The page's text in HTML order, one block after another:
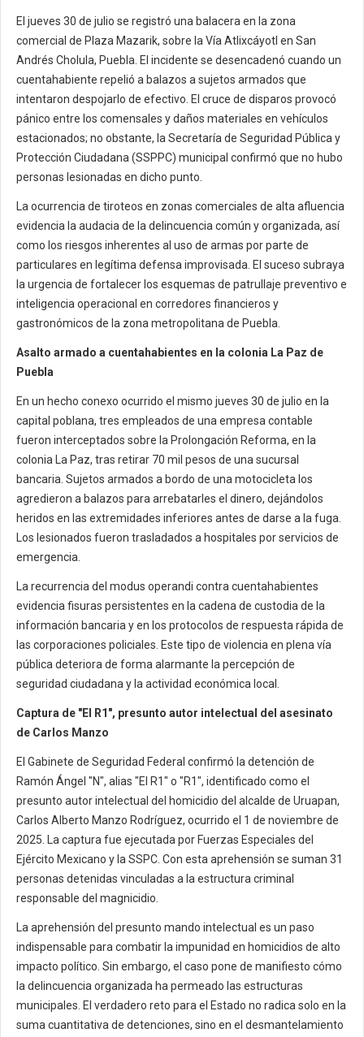
El jueves 30 de julio se registró una balacera en la zona
comercial de Plaza Mazarik, sobre la Vía Atlixcáyotl en San
Andrés Cholula, Puebla. El incidente se desencadenó cuando un
cuentahabiente repelió a balazos a sujetos armados que
intentaron despojarlo de efectivo. El cruce de disparos provocó
pánico entre los comensales y daños materiales en vehículos
estacionados; no obstante, la Secretaría de Seguridad Pública y
Protección Ciudadana (SSPPC) municipal confirmó que no hubo
personas lesionadas en dicho punto.
La ocurrencia de tiroteos en zonas comerciales de alta afluencia
evidencia la audacia de la delincuencia común y organizada, así
como los riesgos inherentes al uso de armas por parte de
particulares en legítima defensa improvisada. El suceso subraya
la urgencia de fortalecer los esquemas de patrullaje preventivo e
inteligencia operacional en corredores financieros y
gastronómicos de la zona metropolitana de Puebla.
Asalto armado a cuentahabientes en la colonia La Paz de
Puebla
En un hecho conexo ocurrido el mismo jueves 30 de julio en la
capital poblana, tres empleados de una empresa contable
fueron interceptados sobre la Prolongación Reforma, en la
colonia La Paz, tras retirar 70 mil pesos de una sucursal
bancaria. Sujetos armados a bordo de una motocicleta los
agredieron a balazos para arrebatarles el dinero, dejándolos
heridos en las extremidades inferiores antes de darse a la fuga.
Los lesionados fueron trasladados a hospitales por servicios de
emergencia.
La recurrencia del modus operandi contra cuentahabientes
evidencia fisuras persistentes en la cadena de custodia de la
información bancaria y en los protocolos de respuesta rápida de
las corporaciones policiales. Este tipo de violencia en plena vía
pública deteriora de forma alarmante la percepción de
seguridad ciudadana y la actividad económica local.
Captura de "El R1", presunto autor intelectual del asesinato
de Carlos Manzo
El Gabinete de Seguridad Federal confirmó la detención de
Ramón Ángel "N", alias "El R1" o "R1", identificado como el
presunto autor intelectual del homicidio del alcalde de Uruapan,
Carlos Alberto Manzo Rodríguez, ocurrido el 1 de noviembre de
2025. La captura fue ejecutada por Fuerzas Especiales del
Ejército Mexicano y la SSPC. Con esta aprehensión se suman 31
personas detenidas vinculadas a la estructura criminal
responsable del magnicidio.
La aprehensión del presunto mando intelectual es un paso
indispensable para combatir la impunidad en homicidios de alto
impacto político. Sin embargo, el caso pone de manifiesto cómo
la delincuencia organizada ha permeado las estructuras
municipales. El verdadero reto para el Estado no radica solo en la
suma cuantitativa de detenciones, sino en el desmantelamiento